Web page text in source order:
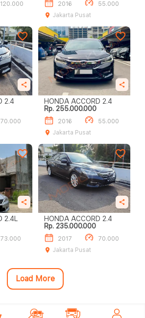
120.000
2016
55.000
Jakarta Pusat
HONDA ACCORD 2.4
70.000
HONDA ACCORD 2.4
Rp. 255.000.000
2016
55.000
Jakarta Pusat
HONDA ACCORD 2.4L
73.000
HONDA ACCORD 2.4
Rp. 235.000.000
2017
70.000
Jakarta Pusat
Load More